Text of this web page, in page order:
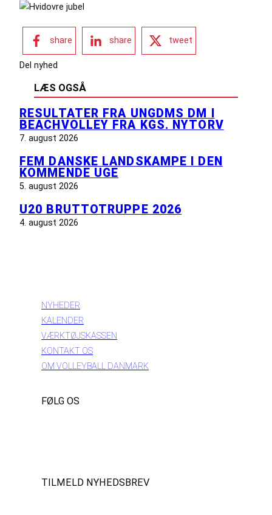
share share tweet
Del nyhed
LÆS OGSÅ
RESULTATER FRA UNGDMS DM I
BEACHVOLLEY FRA KGS. NYTORV
7. august 2026
FEM DANSKE LANDSKAMPE I DEN
KOMMENDE UGE
5. august 2026
U20 BRUTTOTRUPPE 2026
4. august 2026
NYHEDER
KALENDER
VÆRKTØJSKASSEN
KONTAKT OS
OM VOLLEYBALL DANMARK
FØLG OS
TILMELD NYHEDSBREV